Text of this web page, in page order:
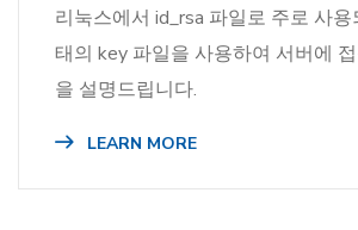
리눅스에서 id_rsa 파일로 주로 사용
태의 key 파일을 사용하여 서버에
을 설명드립니다.
LEARN MORE